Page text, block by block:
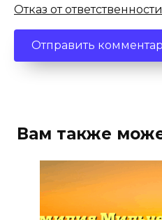
Отказ от ответственности
Вам также